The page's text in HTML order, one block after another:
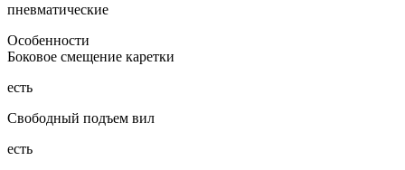
пневматические
Особенности
Боковое смещение каретки
есть
Свободный подъем вил
есть